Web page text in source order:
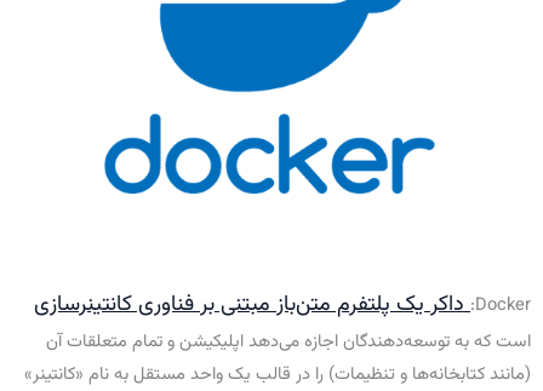
Docker: داکر یک پلتفرم متن‌باز مبتنی بر فناوری کانتینرسازی
است که به توسعه‌دهندگان اجازه می‌دهد اپلیکیشن و تمام متعلقات آن
(مانند کتابخانه‌ها و تنظیمات) را در قالب یک واحد مستقل به نام «کانتینر»